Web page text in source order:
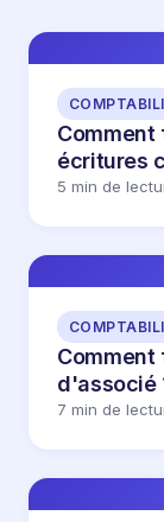
écritures
5 min de
d'associé
7 min de